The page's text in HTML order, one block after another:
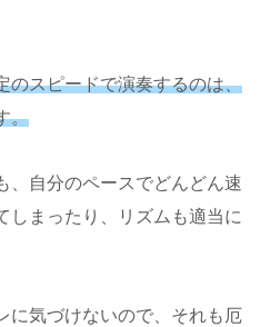
のスピードで演奏するのは、
。
、自分のペースでどんどん速
しまったり、リズムも適当に
に気づけないので、それも厄